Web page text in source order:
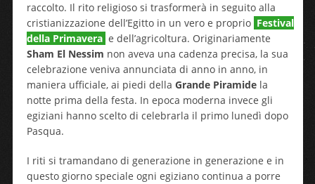
raccolto. Il rito religioso si trasformerà in seguito alla
cristianizzazione dell’Egitto in un vero e proprio Festival
della Primavera e dell’agricoltura. Originariamente
Sham El Nessim non aveva una cadenza precisa, la sua
celebrazione veniva annunciata di anno in anno, in
maniera ufficiale, ai piedi della Grande Piramidela
notte prima della festa. In epoca moderna invece gli
egiziani hanno scelto di celebrarla il primo lunedì dopo
Pasqua.
I riti si tramandano di generazione in generazione e in
questo giorno speciale ogni egiziano continua a porre